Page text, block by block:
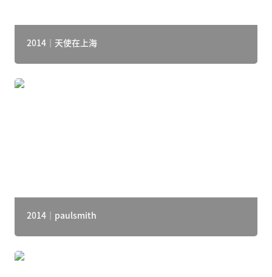
2014｜天使在上海
2014｜paulsmith
2014｜paulsmith
2013｜天使在米兰